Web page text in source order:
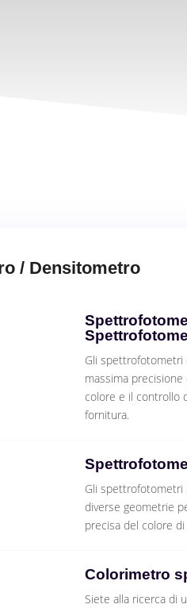
/ Densitometro
Gli spettrofotometri
massima
colore e il controllo
fornitura.
Gli spettrofotometri
diverse geometrie
precisa del colore
Colorimetro
Siete alla ricerca di